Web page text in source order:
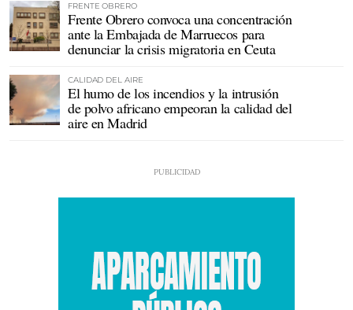
FRENTE OBRERO
Frente Obrero convoca una concentración
ante la Embajada de Marruecos para
denunciar la crisis migratoria en Ceuta
CALIDAD DEL AIRE
El humo de los incendios y la intrusión
de polvo africano empeoran la calidad del
aire en Madrid